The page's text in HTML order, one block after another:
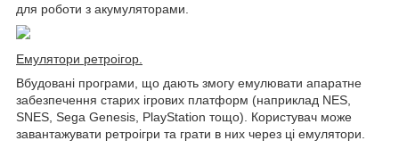
для роботи з акумуляторами.
Емулятори ретроігор.
Вбудовані програми, що дають змогу емулювати апаратне
забезпечення старих ігрових платформ (наприклад NES,
SNES, Sega Genesis, PlayStation тощо). Користувач може
завантажувати ретроігри та грати в них через ці емулятори.